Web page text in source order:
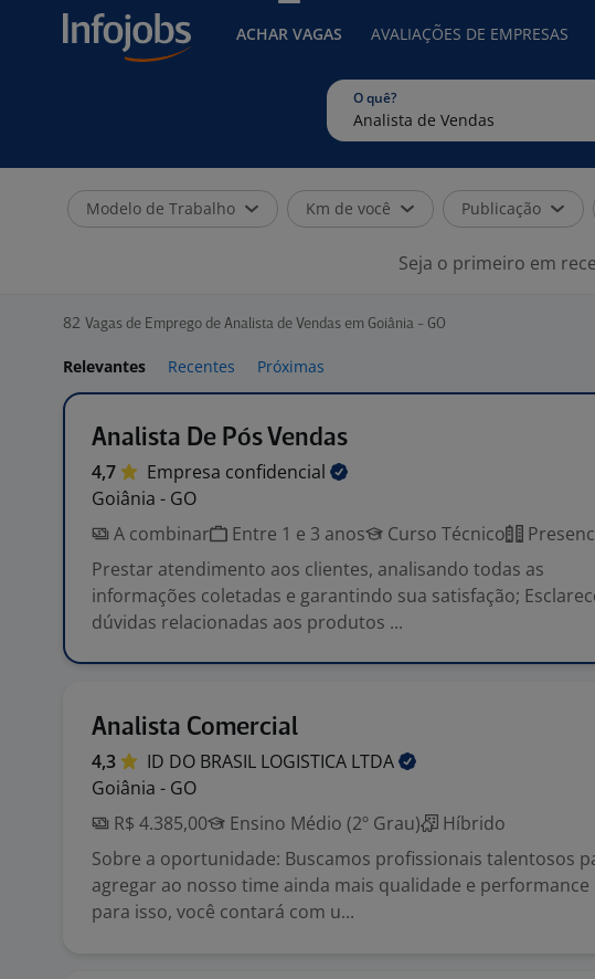
ACHAR VAGAS AVALIAÇÕES DE EMPRESAS
O quê?
Modelo de Trabalho Km de você Publicação
Seja o primeiro em
82 Vagas de Emprego de Analista de Vendas em Goiânia - GO
Relevantes Recentes Próximas
Analista De Pós Vendas
4,7 Empresa confidencial
Goiânia - GO
A combinar
Entre 1 e 3 anos Curso Técnico
Prestar atendimento aos clientes, analisando todas as
informações coletadas e garantindo sua satisfação;
dúvidas relacionadas aos produtos ...
Analista Comercial
4,3 ID DO BRASIL LOGISTICA LTDA
Goiânia - GO
R$ 4.385,00
Ensino Médio (2º Grau)
Híbrido
Sobre a oportunidade: Buscamos profissionais talentosos
agregar ao nosso time ainda mais qualidade e performance
para isso, você contará com u...